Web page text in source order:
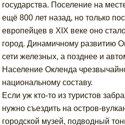
государства. Поселение на
ещё 800 лет назад, но только
европейцев в XIX веке оно
город. Динамичному развитию
сети железных, а позднее и
Население Окленда
национальному составу.
Если уж кто-то из туристов
нужно съездить на остров-
городской музей, подводный